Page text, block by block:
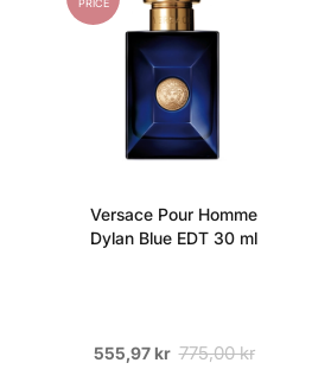
PRICE
Versace Pour Homme
Dylan Blue EDT 30 ml
555,97 kr 775,00 kr